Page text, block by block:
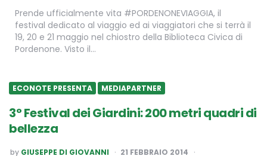
Prende ufficialmente vita #PORDENONEVIAGGIA, il
festival dedicato al viaggio ed ai viaggiatori che si terrà il
19, 20 e 21 maggio nel chiostro della Biblioteca Civica di
Pordenone. Visto il…
ECONOTE PRESENTA MEDIAPARTNER
3° Festival dei Giardini: 200 metri quadri di
bellezza
POSTED
by GIUSEPPE DI GIOVANNI 21 FEBBRAIO 2014